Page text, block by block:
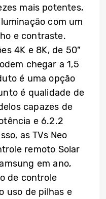
mais potentes,
com um
e contraste.
4K e 8K, de 50”
chegar a 1,5
é uma opção
é qualidade de
capazes de
e 6.2.2
as TVs Neo
remoto Solar
em ano,
de controle
uso de pilhas e